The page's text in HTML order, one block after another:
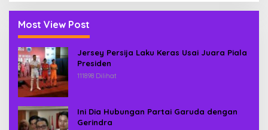
Most View Post
Jersey Persija Laku Keras Usai Juara Piala
Presiden
111898 Dilihat
Ini Dia Hubungan Partai Garuda dengan
Gerindra